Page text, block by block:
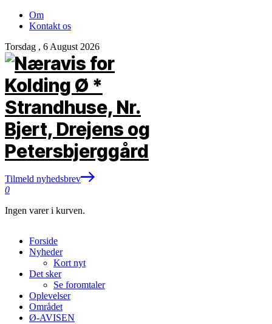
Om
Kontakt os
Torsdag , 6 August 2026
Tilmeld nyhedsbrev
0
Ingen varer i kurven.
Forside
Nyheder
Kort nyt
Det sker
Se foromtaler
Oplevelser
Området
Ø-AVISEN